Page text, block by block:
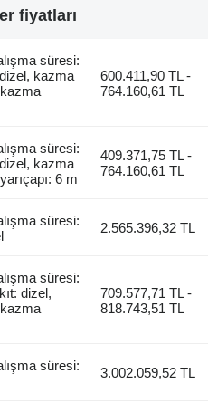
fiyatları
süresi:
kazma
600.411,90 TL -
764.160,61 TL
süresi:
kazma
6 m
409.371,75 TL -
764.160,61 TL
süresi:
2.565.396,32 TL
süresi:
dizel,
709.577,71 TL -
818.743,51 TL
süresi:
3.002.059,52 TL